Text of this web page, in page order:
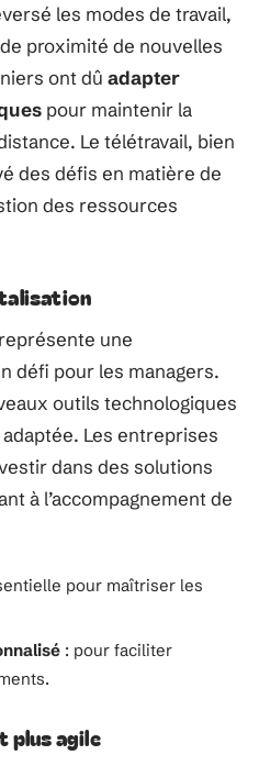
les modes de travail,
proximité de nouvelles
ont dû adapter
pour maintenir la
Le télétravail, bien
des défis en matière de
des ressources
une
défi pour les managers.
outils technologiques
Les entreprises
dans des solutions
à l’accompagnement de
pour maîtriser les
: pour faciliter
plus agile